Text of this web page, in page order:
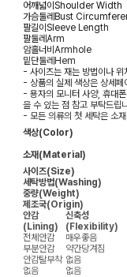
어깨넓이 Shoulder Width
가슴둘레 Bust
팔길이 Sleeve Length
팔둘레 Arm
암홀너비 Armhole
밑단둘레 Hem
- 사이즈는 재는 방법이나
- 상품의 실제 색상은 상세페
- 용자의 모니터 사양, 휴대
을 수 있는 점 참고 부탁드립
- 모든 의류의 첫 세탁은 소
색상(Color)
소재(Material)
사이즈(Size)
세탁방법(Washing)
중량(Weight)
제조국(Origin)
안감
(Lining)
신축성
(Flexibility)
전체안감
매우좋음
부분안감
약간당겨짐
안감탈부착 없음
없음
없음